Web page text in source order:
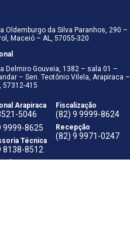
Oldemburgo da Silva Paranhos, 290 –
Maceió – AL, 57055-320
Delmiro Gouveia, 1382 – sala 01 –
– Sen. Teotônio Vilela, Arapiraca –
57312-415
Arapiraca
5046
9999-8625
Técnica
8138-8512
Fiscalização
(82) 9 9999-8624
Recepção
(82) 9 9971-0247